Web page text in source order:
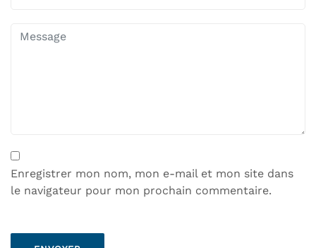
Enregistrer mon nom, mon e-mail et mon site dans
le navigateur pour mon prochain commentaire.